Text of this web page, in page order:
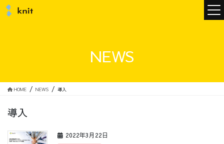
NEWS
HOME NEWS 導入
導入
2022年3月22日